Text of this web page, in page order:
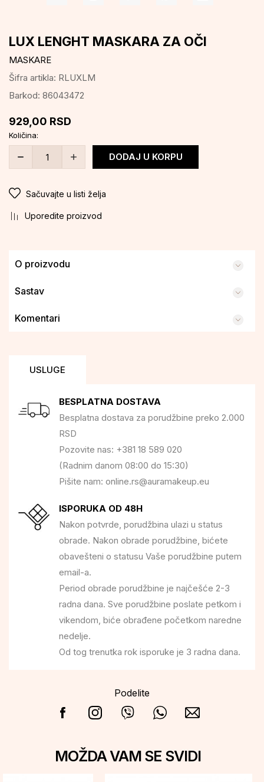
LUX LENGHT MASKARA ZA OČI
MASKARE
Šifra artikla: RLUXLM
Barkod: 86043472
929,00 RSD
Količina:
DODAJ U KORPU
Sačuvajte u listi želja
Uporedite proizvod
O proizvodu
Sastav
Komentari
USLUGE
BESPLATNA DOSTAVA
Besplatna dostava za porudžbine preko 2.000
RSD
Pozovite nas: +381 18 589 020
(Radnim danom 08:00 do 15:30)
Pišite nam: online.rs@auramakeup.eu
ISPORUKA OD 48H
Nakon potvrde, porudžbina ulazi u status
obrade. Nakon obrade porudžbine, bićete
obavešteni o statusu Vaše porudžbine putem
email-a.
Period obrade porudžbine je najčešće 2-3
radna dana. Sve porudžbine poslate petkom i
vikendom, biće obrađene početkom naredne
nedelje.
Od tog trenutka rok isporuke je 3 radna dana.
Podelite
MOŽDA VAM SE SVIDI